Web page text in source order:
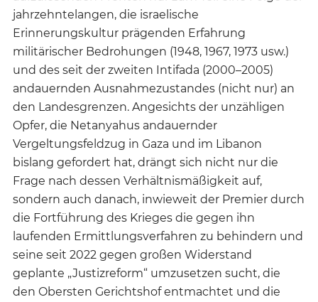
jahrzehntelangen, die israelische
Erinnerungskultur prägenden Erfahrung
militärischer Bedrohungen (1948, 1967, 1973 usw.)
und des seit der zweiten Intifada (2000–2005)
andauernden Ausnahmezustandes (nicht nur) an
den Landesgrenzen. Angesichts der unzähligen
Opfer, die Netanyahus andauernder
Vergeltungsfeldzug in Gaza und im Libanon
bislang gefordert hat, drängt sich nicht nur die
Frage nach dessen Verhältnismäßigkeit auf,
sondern auch danach, inwieweit der Premier durch
die Fortführung des Krieges die gegen ihn
laufenden Ermittlungsverfahren zu behindern und
seine seit 2022 gegen großen Widerstand
geplante „Justizreform“ umzusetzen sucht, die
den Obersten Gerichtshof entmachtet und die